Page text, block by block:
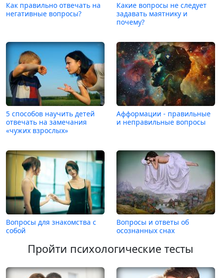
Как правильно отвечать на
негативные вопросы?
Какие вопросы не следует
задавать маятнику и
почему?
5 способов научить детей
отвечать на замечания
«чужих взрослых»
Афформации - правильные
и неправильные вопросы
Вопросы для знакомства с
собой
Вопросы и ответы об
осознанных снах
Пройти психологические тесты